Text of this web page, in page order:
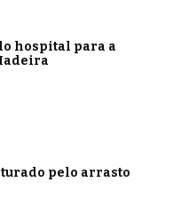
hospital para a
pelo arrasto